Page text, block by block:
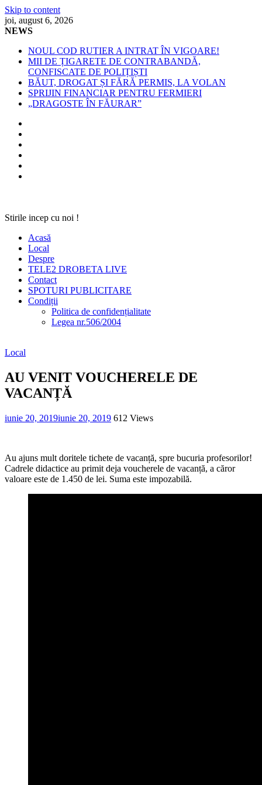
Skip to content
joi, august 6, 2026
NEWS
NOUL COD RUTIER A INTRAT ÎN VIGOARE!
MII DE ȚIGARETE DE CONTRABANDĂ,
CONFISCATE DE POLIȚIȘTI
BĂUT, DROGAT ȘI FĂRĂ PERMIS, LA VOLAN
SPRIJIN FINANCIAR PENTRU FERMIERI
„DRAGOSTE ÎN FĂURAR”
Stirile incep cu noi !
Acasă
Local
Despre
TELE2 DROBETA LIVE
Contact
SPOTURI PUBLICITARE
Condiții
Politica de confidențialitate
Legea nr.506/2004
Local
AU VENIT VOUCHERELE DE
VACANȚĂ
iunie 20, 2019iunie 20, 2019 612 Views
Au ajuns mult doritele tichete de vacanță, spre bucuria profesorilor!
Cadrele didactice au primit deja voucherele de vacanță, a căror
valoare este de 1.450 de lei. Suma este impozabilă.